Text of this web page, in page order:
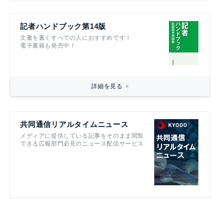
記者ハンドブック第14版
文書を書くすべての人におすすめです！
電子書籍も発売中！
詳細を見る
共同通信リアルタイムニュース
メディアに提供している記事をそのまま閲覧
できる広報部門必見のニュース配信サービス